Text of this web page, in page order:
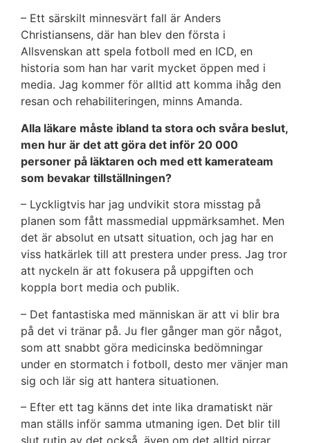
– Ett särskilt minnesvärt fall är Anders
Christiansens, där han blev den första i
Allsvenskan att spela fotboll med en ICD, en
historia som han har varit mycket öppen med i
media. Jag kommer för alltid att komma ihåg den
resan och rehabiliteringen, minns Amanda.
Alla läkare måste ibland ta stora och svåra beslut,
men hur är det att göra det inför 20 000
personer på läktaren och med ett kamerateam
som bevakar tillställningen?
– Lyckligtvis har jag undvikit stora misstag på
planen som fått massmedial uppmärksamhet. Men
det är absolut en utsatt situation, och jag har en
viss hatkärlek till att prestera under press. Jag tror
att nyckeln är att fokusera på uppgiften och
koppla bort media och publik.
– Det fantastiska med människan är att vi blir bra
på det vi tränar på. Ju fler gånger man gör något,
som att snabbt göra medicinska bedömningar
under en stormatch i fotboll, desto mer vänjer man
sig och lär sig att hantera situationen.
– Efter ett tag känns det inte lika dramatiskt när
man ställs inför samma utmaning igen. Det blir till
slut rutin av det också, även om det alltid pirrar